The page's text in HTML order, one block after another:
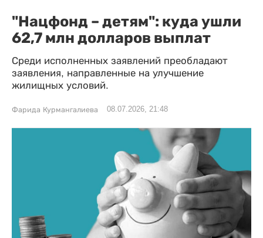
"Нацфонд – детям": куда ушли
62,7 млн долларов выплат
Среди исполненных заявлений преобладают
заявления, направленные на улучшение
жилищных условий.
Фарида Курмангалиева 08.07.2026, 21:48